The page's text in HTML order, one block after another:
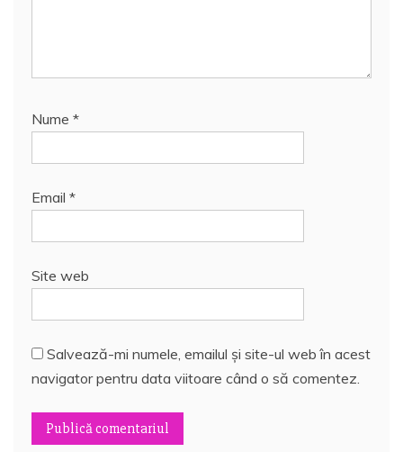
Nume *
Email *
Site web
Salvează-mi numele, emailul și site-ul web în acest
navigator pentru data viitoare când o să comentez.